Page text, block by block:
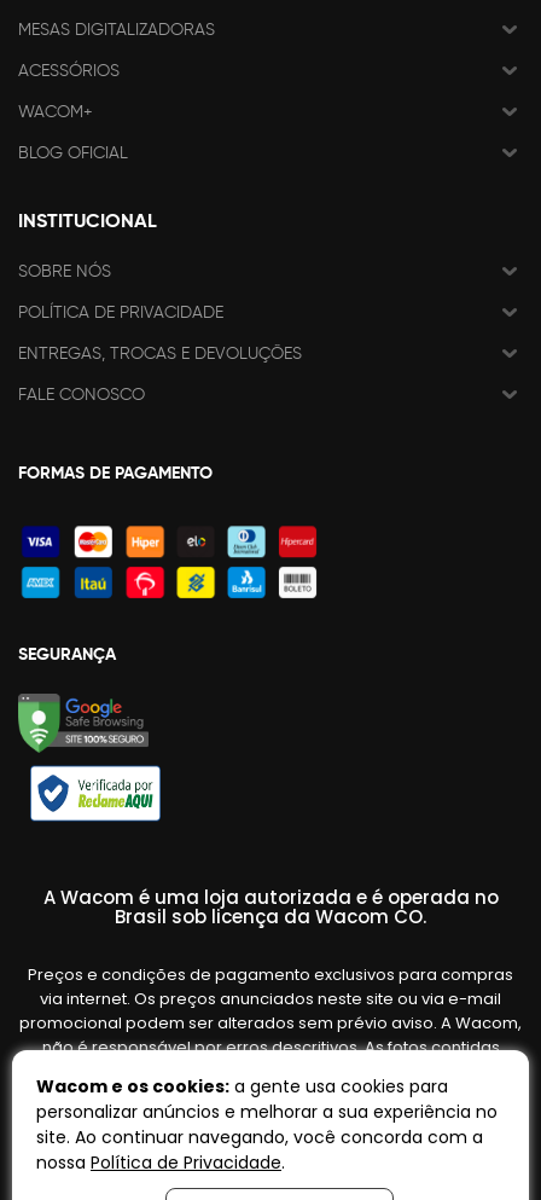
MESAS DIGITALIZADORAS
ACESSÓRIOS
WACOM+
BLOG OFICIAL
INSTITUCIONAL
SOBRE NÓS
POLÍTICA DE PRIVACIDADE
ENTREGAS, TROCAS E DEVOLUÇÕES
FALE CONOSCO
FORMAS DE PAGAMENTO
SEGURANÇA
A Wacom é uma loja autorizada e é operada no
Brasil sob licença da Wacom CO.
Preços e condições de pagamento exclusivos para compras
via internet. Os preços anunciados neste site ou via e-mail
promocional podem ser alterados sem prévio aviso. A Wacom,
não é responsável por erros descritivos. As fotos contidas
variar de acordo com o fornecedor/lote do fabricante. Ofertas
válidas até o término de nossos estoques. Vendas sujeitas à
análise e confirmação de dados.
Wacom e os cookies: a gente usa cookies para
personalizar anúncios e melhorar a sua experiência no
site. Ao continuar navegando, você concorda com a
nossa Política de Privacidade.